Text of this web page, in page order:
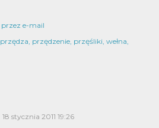
e-mail
przędza przędzenie przęśliki wełna
18 stycznia 2011 19:26